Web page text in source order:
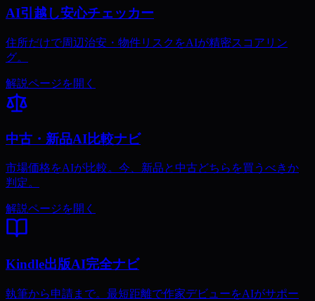
AI引越し安心チェッカー
住所だけで周辺治安・物件リスクをAIが精密スコアリン
グ。
解説ページを開く
中古・新品AI比較ナビ
市場価格をAIが比較。今、新品と中古どちらを買うべきか
判定。
解説ページを開く
Kindle出版AI完全ナビ
執筆から申請まで。最短距離で作家デビューをAIがサポー